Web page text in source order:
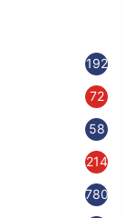
192
72
58
214
780